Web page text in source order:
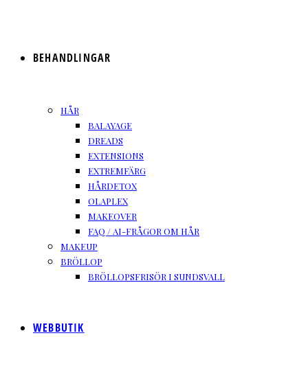
BEHANDLINGAR
HÅR
BALAYAGE
DREADS
EXTENSIONS
EXTREMFÄRG
HÅRDETOX
OLAPLEX
MAKEOVER
FAQ / AI-FRÅGOR OM HÅR
MAKEUP
BRÖLLOP
BRÖLLOPSFRISÖR I SUNDSVALL
WEBBUTIK